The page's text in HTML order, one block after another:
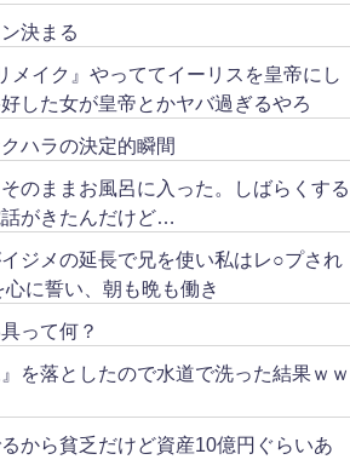
決まる
メイク』やっててイーリスを皇帝にし
した女が皇帝とかヤバ過ぎるやろ
ハラの決定的瞬間
のままお風呂に入った。しばらくする
がきたんだけど…
ジメの延長で兄を使い私はレ○プされ
に誓い、朝も晩も働き
って何？
を落としたので水道で洗った結果ｗｗ
から貧乏だけど資産10億円ぐらいあ